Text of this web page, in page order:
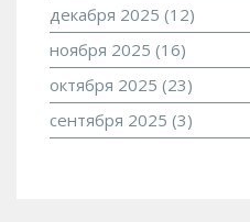
декабря 2025 (12)
ноября 2025 (16)
октября 2025 (23)
сентября 2025 (3)